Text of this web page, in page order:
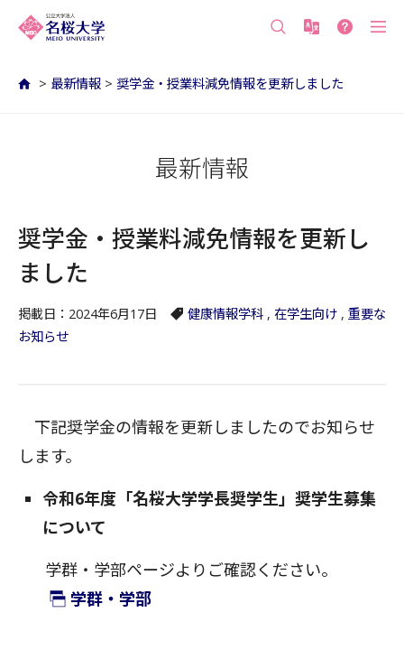
> 最新情報 > 奨学金・授業料減免情報を更新しました
最新情報
奨学金・授業料減免情報を更新し
ました
掲載日：2024年6月17日 健康情報学科 , 在学生向け , 重要な
お知らせ
下記奨学金の情報を更新しましたのでお知らせ
します。
令和6年度「名桜大学学長奨学生」奨学生募集
について
学群・学部ページよりご確認ください。
学群・学部